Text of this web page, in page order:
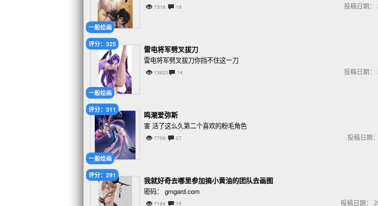
一般绘画
7318 19 投稿日期：
一般绘画
评分：325
雷电将军劈叉拔刀
雷电将军劈叉拔刀你挡不住这一刀
13623 14 投稿日期：
一般绘画
评分：311
鸣潮爱弥斯
害 活了这么久第二个喜欢的粉毛角色
7756 27 投稿日期：
评分：291
我就好奇去哪里参加搞小黄油的团队去画图
密码： gmgard.com
7164 15 投稿日期：